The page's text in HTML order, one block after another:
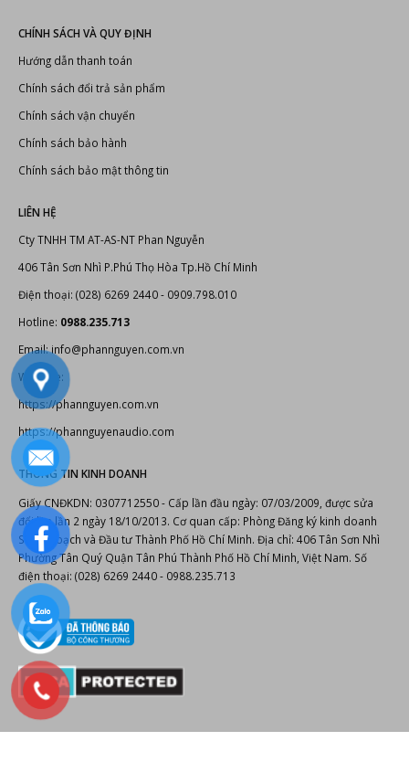
CHÍNH SÁCH VÀ QUY ĐỊNH
Hướng dẫn thanh toán
Chính sách đổi trả sản phẩm
Chính sách vận chuyển
Chính sách bảo hành
Chính sách bảo mật thông tin
LIÊN HỆ
Cty TNHH TM AT-AS-NT Phan Nguyễn
406 Tân Sơn Nhì P.Phú Thọ Hòa Tp.Hồ Chí Minh
Điện thoại: (028) 6269 2440 - 0909.798.010
Hotline: 0988.235.713
Email: info@phannguyen.com.vn
Website:
https://phannguyen.com.vn
https://phannguyenaudio.com
THÔNG TIN KINH DOANH
Giấy CNĐKDN: 0307712550 - Cấp lần đầu ngày: 07/03/2009, được sửa
đổi lần lần 2 ngày 18/10/2013. Cơ quan cấp: Phòng Đăng ký kinh doanh
Sở Kế hoạch và Đầu tư Thành Phố Hồ Chí Minh. Địa chỉ: 406 Tân Sơn Nhì
Phường Tân Quý Quận Tân Phú Thành Phố Hồ Chí Minh, Việt Nam. Số
điện thoại: (028) 6269 2440 - 0988.235.713